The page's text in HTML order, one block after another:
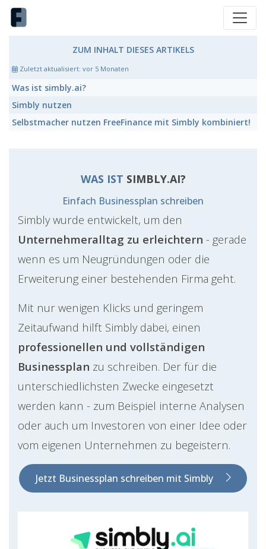
ZUM INHALT DIESES ARTIKELS
Zuletzt aktualisiert: vor 5 Monaten
Was ist simbly.ai?
Simbly nutzen
Selbstmacher nutzen FreeFinance mit Simbly kombiniert!
WAS IST SIMBLY.AI?
Einfach Businessplan schreiben
Simbly wurde entwickelt, um den
Unternehmeralltag zu erleichtern - gerade
wenn es um Neugründungen oder die
Erweiterung einer bestehenden Firma geht.
Mit nur wenigen Klicks und geringem
Zeitaufwand hilft Simbly dabei, einen
professionellen und vollständigen
Businessplan zu schreiben. Der für die
unterschiedlichsten Zwecke eingesetzt
werden kann - zum Beispiel interne Analysen
oder auch um Investoren von einer Idee oder
vom eigenen Unternehmen zu begeistern.
Jetzt Businessplan schreiben mit Simbly